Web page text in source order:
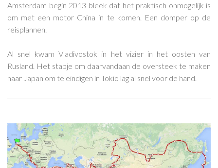
Amsterdam begin 2013 bleek dat het praktisch onmogelijk is
om met een motor China in te komen. Een domper op de
reisplannen.
Al snel kwam Vladivostok in het vizier in het oosten van
Rusland. Het stapje om daarvandaan de oversteek te maken
naar Japan om te eindigen in Tokio lag al snel voor de hand.